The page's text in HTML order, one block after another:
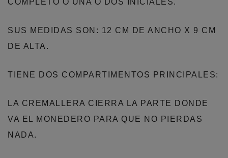
SUS MEDIDAS SON: 12 CM DE ANCHO X 9 CM
DE ALTA.
TIENE DOS COMPARTIMENTOS PRINCIPALES:
LA CREMALLERA CIERRA LA PARTE DONDE
VA EL MONEDERO PARA QUE NO PIERDAS
NADA.